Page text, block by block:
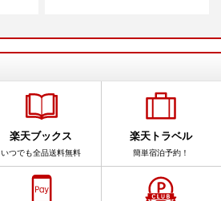
楽天ブックス
いつでも全品送料無料
楽天トラベル
簡単宿泊予約！